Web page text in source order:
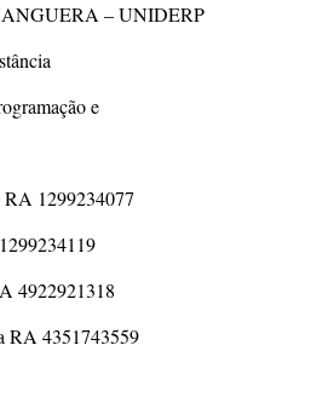
– UNIDERP
e
RA 1299234077
4922921318
RA 4351743559